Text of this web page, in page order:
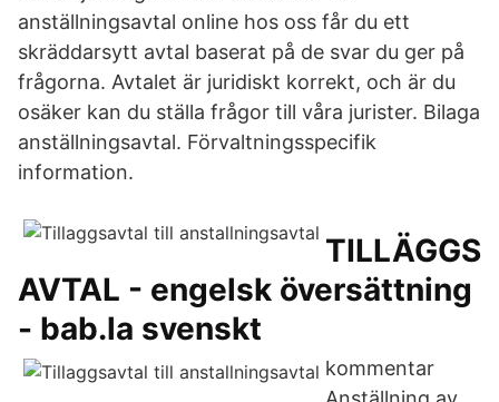
anställningsavtal online hos oss får du ett
skräddarsytt avtal baserat på de svar du ger på
frågorna. Avtalet är juridiskt korrekt, och är du
osäker kan du ställa frågor till våra jurister. Bilaga
anställningsavtal. Förvaltningsspecifik
information.
TILLÄGGS
AVTAL - engelsk översättning
- bab.la svenskt
kommentar